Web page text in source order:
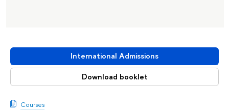
International Admissions
Download booklet
Courses